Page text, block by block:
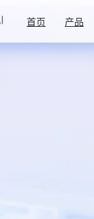
首页 产品